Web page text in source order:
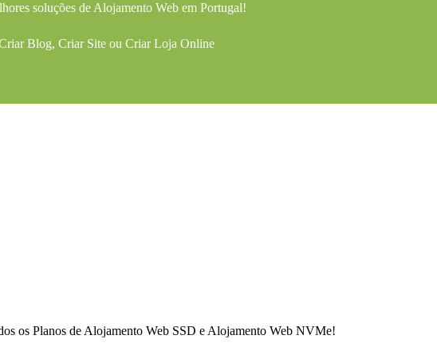
soluções de Alojamento Webem Portugal!
Blog, Criar Siteou Criar Loja Online
os Planos de Alojamento Web SSD e Alojamento Web NVMe!